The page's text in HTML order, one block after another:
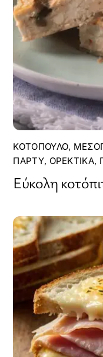
ΚΟΤΌΠΟΥΛΟ,
ΠΆΡΤΥ, ΟΡΕΚΤΙΚΆ,
Εύκολη